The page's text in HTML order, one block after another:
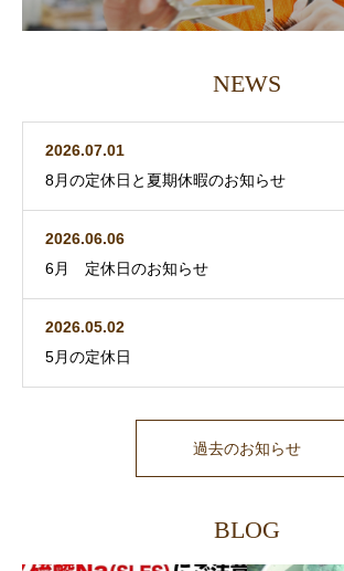
NEWS
2026.07.01
8月の定休日と夏期休暇のお知らせ
2026.06.06
6月 定休日のお知らせ
2026.05.02
5月の定休日
過去のお知らせ
BLOG